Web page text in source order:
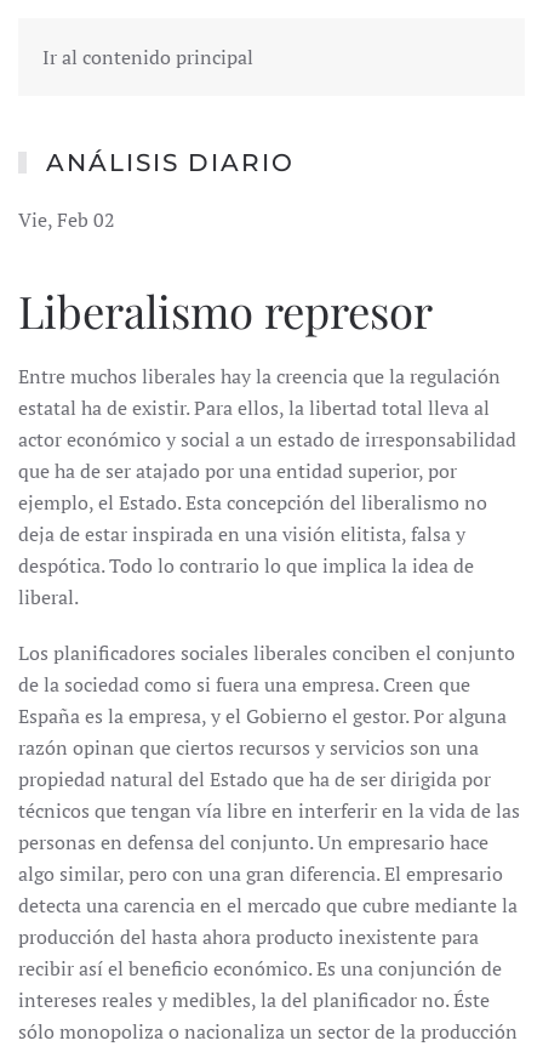
Ir al contenido principal
ANÁLISIS DIARIO
Vie, Feb 02
Liberalismo represor
Entre muchos liberales hay la creencia que la regulación
estatal ha de existir. Para ellos, la libertad total lleva al
actor económico y social a un estado de irresponsabilidad
que ha de ser atajado por una entidad superior, por
ejemplo, el Estado. Esta concepción del liberalismo no
deja de estar inspirada en una visión elitista, falsa y
despótica. Todo lo contrario lo que implica la idea de
liberal.
Los planificadores sociales liberales conciben el conjunto
de la sociedad como si fuera una empresa. Creen que
España es la empresa, y el Gobierno el gestor. Por alguna
razón opinan que ciertos recursos y servicios son una
propiedad natural del Estado que ha de ser dirigida por
técnicos que tengan vía libre en interferir en la vida de las
personas en defensa del conjunto. Un empresario hace
algo similar, pero con una gran diferencia. El empresario
detecta una carencia en el mercado que cubre mediante la
producción del hasta ahora producto inexistente para
recibir así el beneficio económico. Es una conjunción de
intereses reales y medibles, la del planificador no. Éste
sólo monopoliza o nacionaliza un sector de la producción